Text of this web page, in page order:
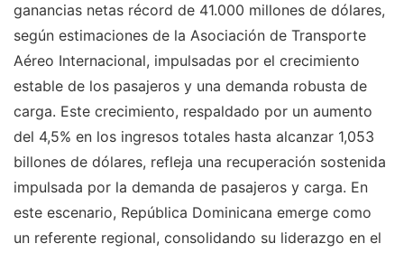
ganancias netas récord de 41.000 millones de dólares,
según estimaciones de la Asociación de Transporte
Aéreo Internacional, impulsadas por el crecimiento
estable de los pasajeros y una demanda robusta de
carga. Este crecimiento, respaldado por un aumento
del 4,5% en los ingresos totales hasta alcanzar 1,053
billones de dólares, refleja una recuperación sostenida
impulsada por la demanda de pasajeros y carga. En
este escenario, República Dominicana emerge como
un referente regional, consolidando su liderazgo en el